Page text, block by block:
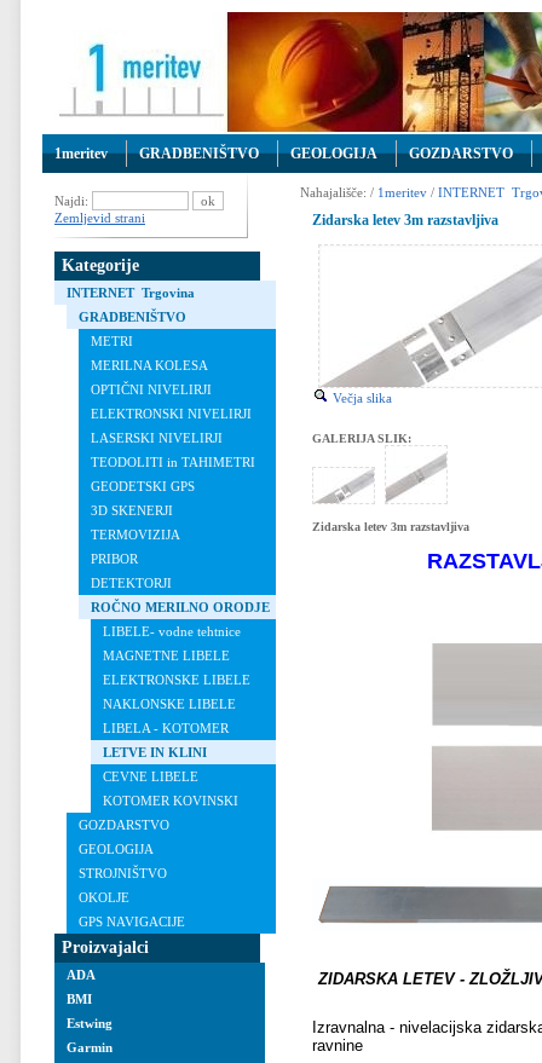
1meritev GRADBENIŠTVO GEOLOGIJA GOZDARSTVO
Najdi:
Zemljevid strani
Kategorije
INTERNET Trgovina
GRADBENIŠTVO
METRI
MERILNA KOLESA
OPTIČNI NIVELIRJI
ELEKTRONSKI NIVELIRJI
LASERSKI NIVELIRJI
TEODOLITI in TAHIMETRI
GEODETSKI GPS
3D SKENERJI
TERMOVIZIJA
PRIBOR
DETEKTORJI
ROČNO MERILNO ORODJE
LIBELE- vodne tehtnice
MAGNETNE LIBELE
ELEKTRONSKE LIBELE
NAKLONSKE LIBELE
LIBELA - KOTOMER
LETVE IN KLINI
CEVNE LIBELE
KOTOMER KOVINSKI
GOZDARSTVO
GEOLOGIJA
STROJNIŠTVO
OKOLJE
GPS NAVIGACIJE
Proizvajalci
ADA
BMI
Estwing
Garmin
Nahajališče: / 1meritev / INTERNET
Zidarska letev 3m razstavljiva
Večja slika
GALERIJA SLIK:
Zidarska letev 3m razstavljiva
ZIDARSKA LETEV -
Izravnalna - nivelacijska
ravnine